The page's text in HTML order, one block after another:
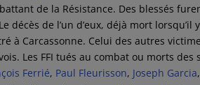
de la Résistance. Des blessés
décès de l’un d’eux, déjà mort lorsqu’il
à Carcassonne. Celui des autres
Les FFI tués au combat ou morts des
Ferrié, Paul Fleurisson, Joseph Garcia,